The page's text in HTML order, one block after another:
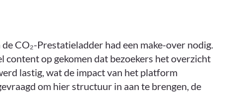
CO₂-Prestatieladder had een make-over nodig.
content op gekomen dat bezoekers het overzicht
lastig, wat de impact van het platform
om hier structuur in aan te brengen, de